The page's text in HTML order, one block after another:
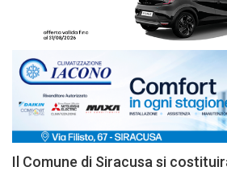
Il Comune di Siracusa si